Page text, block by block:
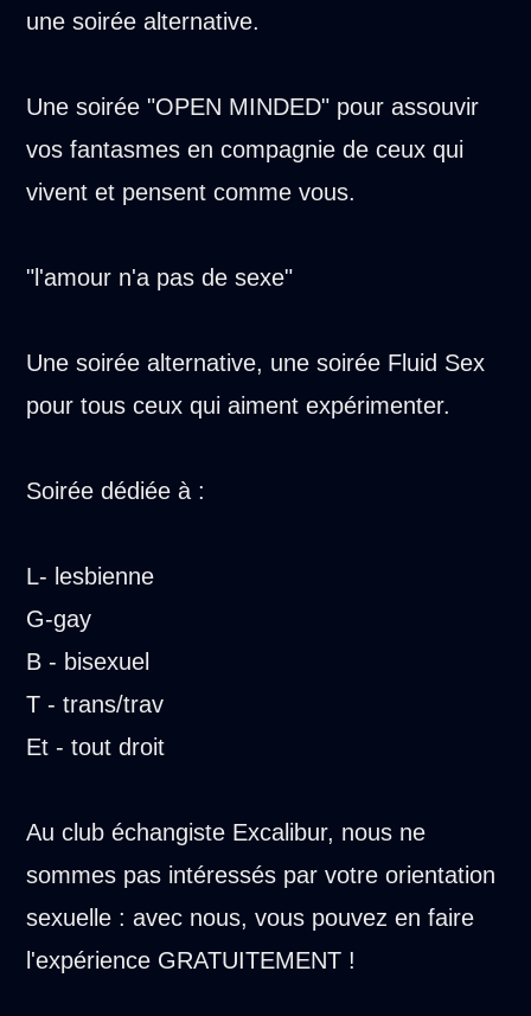
une soirée alternative.
Une soirée "OPEN MINDED" pour assouvir
vos fantasmes en compagnie de ceux qui
vivent et pensent comme vous.
"l'amour n'a pas de sexe"
Une soirée alternative, une soirée Fluid Sex
pour tous ceux qui aiment expérimenter.
Soirée dédiée à :
L- lesbienne
G-gay
B - bisexuel
T - trans/trav
Et - tout droit
Au club échangiste Excalibur, nous ne
sommes pas intéressés par votre orientation
sexuelle : avec nous, vous pouvez en faire
l'expérience GRATUITEMENT !